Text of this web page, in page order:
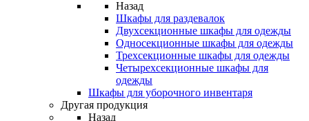
Назад
Шкафы для раздевалок
Двухсекционные шкафы для одежды
Односекционные шкафы для одежды
Трехсекционные шкафы для одежды
Четырехсекционные шкафы для
одежды
Шкафы для уборочного инвентаря
Другая продукция
Назад